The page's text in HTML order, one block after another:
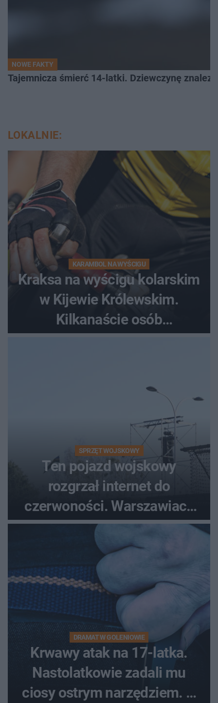
NOWE FAKTY
Tajemnicza śmierć 14-latki. Dziewczynę
LOKALNIE:
KARAMBOL NA WYŚCIGU
Kraksa na wyścigu kolarskim
w Kijewie Królewskim.
Kilkanaście osób
poszkodowanych, lądował
SPRZĘT WOJSKOWY
Ten pojazd wojskowy
rozgrzał internet do
czerwoności. Warszawiacy
pytali, czy to Mad Max!
DRAMAT W GOLENIOWIE
Krwawy atak na 17-latka.
Nastolatkowie zadali mu
ciosy ostrym narzędziem. O